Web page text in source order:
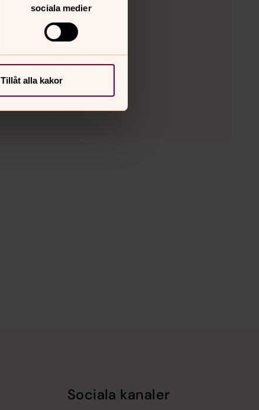
sociala medier
Tillåt alla kakor
Sociala kanaler